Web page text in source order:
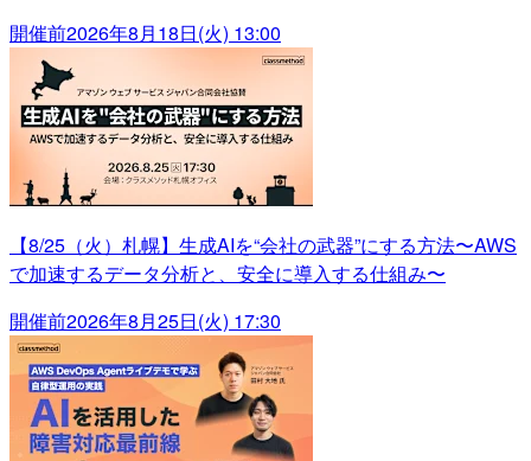
開催前2026年8月18日(火) 13:00
【8/25（火）札幌】生成AIを“会社の武器”にする方法〜AWS
で加速するデータ分析と、安全に導入する仕組み〜
開催前2026年8月25日(火) 17:30